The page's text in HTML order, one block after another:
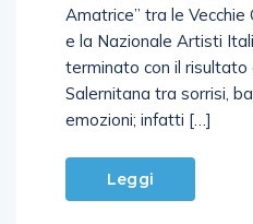
Amatrice” tra le Vecchie
e la Nazionale Artisti
terminato con il risultato
Salernitana tra sorrisi,
emozioni; infatti […]
Leggi